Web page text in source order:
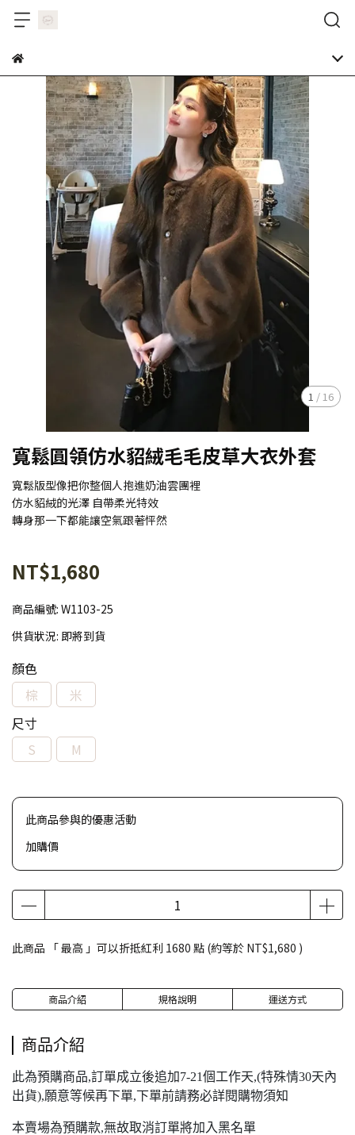
1 / 16
寬鬆圓領仿水貂絨毛毛皮草大衣外套
寬鬆版型像把你整個人抱進奶油雲團裡
仿水貂絨的光澤 自帶柔光特效
轉身那一下都能讓空氣跟著怦然
NT$1,680
商品編號: W1103-25
供貨狀況: 即將到貨
顏色
棕
米
尺寸
S
M
此商品參與的優惠活動
加購價
此商品 「 最高 」可以折抵紅利 1680 點 (約等於 NT$1,680 )
商品介紹 規格說明 運送方式
商品介紹
此為預購商品,訂單成立後追加7-21個工作天,(特殊情30天內
出貨),願意等候再下單,下單前請務必詳閱購物須知
本賣場為預購款,無故取消訂單將加入黑名單